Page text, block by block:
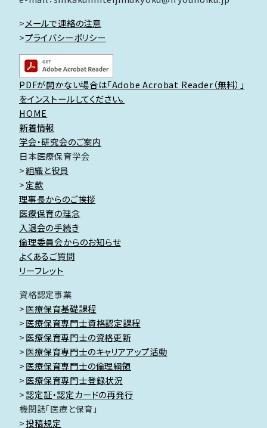
>メールで連絡の注意
>プライバシーポリシー
PDFが開かない場合は「Adobe Acrobat Reader（無料）」
をインストールしてください。
HOME
新着情報
学会・研究会のご案内
日本医療保育学会
組織と役員
定款
理事長からのご挨拶
医療保育の理念
入退会の手続き
倫理委員会からのお知らせ
よくあるご質問
リーフレット
資格認定事業
医療保育基礎課程
医療保育専門士資格認定課程
医療保育専門士の資格更新
医療保育専門士のキャリアアップ活動
医療保育専門士の倫理綱領
医療保育専門士登録状況
認定証・認定カードの再発行
機関誌「医療と保育」
投稿規定